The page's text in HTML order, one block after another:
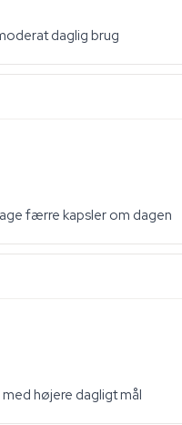
daglig brug
færre kapsler om dagen
højere dagligt mål